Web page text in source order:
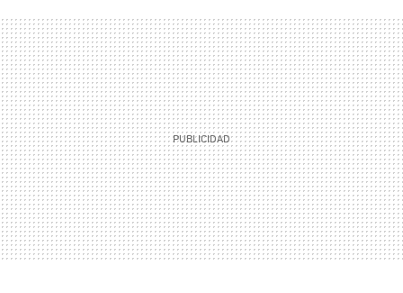
MAIL